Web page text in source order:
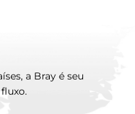
a Bray é seu